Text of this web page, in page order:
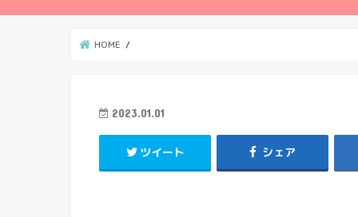
HOME
2023.01.01
ツイート シェア